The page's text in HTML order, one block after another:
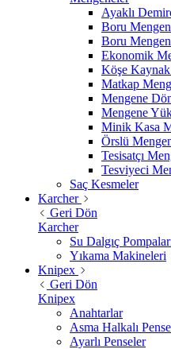
Ayaklı
Boru
Boru
Ekonomik
Köşe
Matkap
Mengene
Mengene
Minik Kasa
Örslü
Tesisatçı
Tesviyeci
Saç Kesmeler
Karcher
Geri Dön
Karcher
Su Dalgıç
Yıkama Makineleri
Knipex
Geri Dön
Knipex
Anahtarlar
Asma Halkalı
Ayarlı Penseler